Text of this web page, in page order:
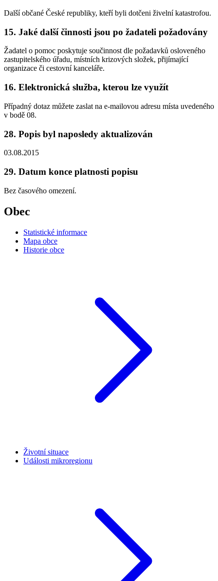
Další občané České republiky, kteří byli dotčeni živelní katastrofou.
15. Jaké další činnosti jsou po žadateli požadovány
Žadatel o pomoc poskytuje součinnost dle požadavků osloveného
zastupitelského úřadu, místních krizových složek, přijímající
organizace či cestovní kanceláře.
16. Elektronická služba, kterou lze využít
Případný dotaz můžete zaslat na e-mailovou adresu místa uvedeného
v bodě 08.
28. Popis byl naposledy aktualizován
03.08.2015
29. Datum konce platnosti popisu
Bez časového omezení.
Obec
Statistické informace
Mapa obce
Historie obce
Životní situace
Události mikroregionu